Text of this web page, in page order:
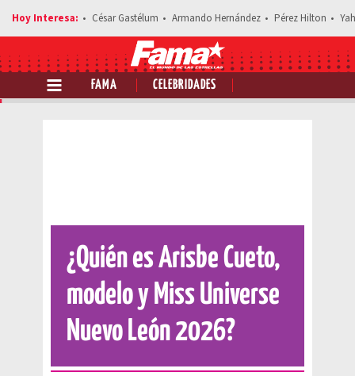
César Gastélum Armando Hernández Pérez Hilton
FAMA CELEBRIDADES
Comparte esta noticia
¿Quién es Arisbe Cueto,
modelo y Miss Universe
Nuevo León 2026?